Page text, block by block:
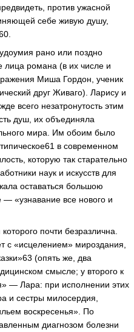
против ужасной
себе живую душу,
рано или поздно
лица романа (в их числе и
Миша Гордон, ученик
друг Живаго). Ларису и
всего незатронутость этим
душ, их объединяла
мира. Им обоим было
в современном
которую так старательно
наук и искусств для
оставаться большою
«узнавание все нового и
почти безразлична.
с «исцелением» мироздания,
(опять же, два
смысле; у второго к
— Лара: при исполнении этих
и сестры милосердия,
воскресенья». По
диагнозом болезни